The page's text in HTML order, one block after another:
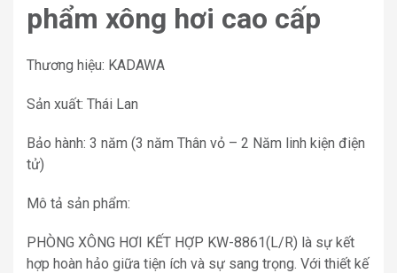
phẩm xông hơi cao cấp
Thương hiệu: KADAWA
Sản xuất: Thái Lan
Bảo hành: 3 năm (3 năm Thân vỏ – 2 Năm linh kiện điện
tử)
Mô tả sản phẩm:
PHÒNG XÔNG HƠI KẾT HỢP KW-8861(L/R) là sự kết
hợp hoàn hảo giữa tiện ích và sự sang trọng. Với thiết kế